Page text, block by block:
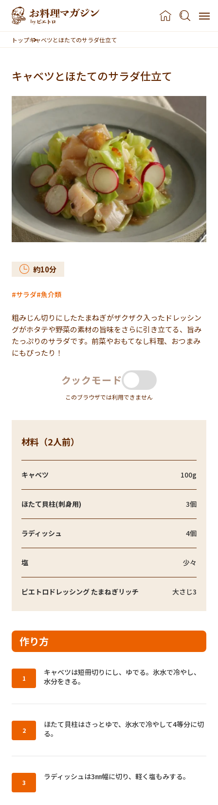
本文へスキップ
トップキャベツとほたてのサラダ仕立て
キャベツとほたてのサラダ仕立て
約10分
サラダ 魚介類
粗みじん切りにしたたまねぎがザクザク入ったドレッシン
グがホタテや野菜の素材の旨味をさらに引き立てる、旨み
たっぷりのサラダです。前菜やおもてなし料理、おつまみ
にもぴったり！
クックモード
このブラウザでは利用できません
材料（2人前）
キャベツ 100g
ほたて貝柱(刺身用) 3個
ラディッシュ 4個
塩 少々
ピエトロドレッシング たまねぎリッチ 大さじ3
作り方
作り方1：
キャベツは短冊切りにし、ゆでる。氷水で冷やし、
水分をきる。
作り方2：
ほたて貝柱はさっとゆで、氷水で冷やして4等分に切
る。
作り方3：
ラディッシュは3㎜幅に切り、軽く塩もみする。